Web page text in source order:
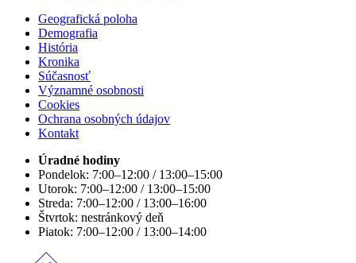
Geografická poloha
Demografia
História
Kronika
Súčasnosť
Významné osobnosti
Cookies
Ochrana osobných údajov
Kontakt
Úradné hodiny
Pondelok: 7:00–12:00 / 13:00–15:00
Utorok: 7:00–12:00 / 13:00–15:00
Streda: 7:00–12:00 / 13:00–16:00
Štvrtok: nestránkový deň
Piatok: 7:00–12:00 / 13:00–14:00